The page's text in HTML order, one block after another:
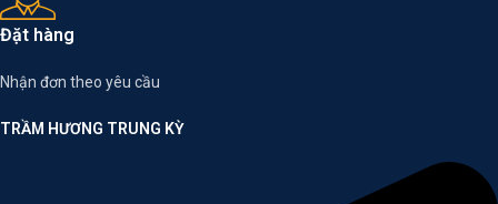
Đặt hàng
Nhận đơn theo yêu cầu
TRẦM HƯƠNG TRUNG KỲ